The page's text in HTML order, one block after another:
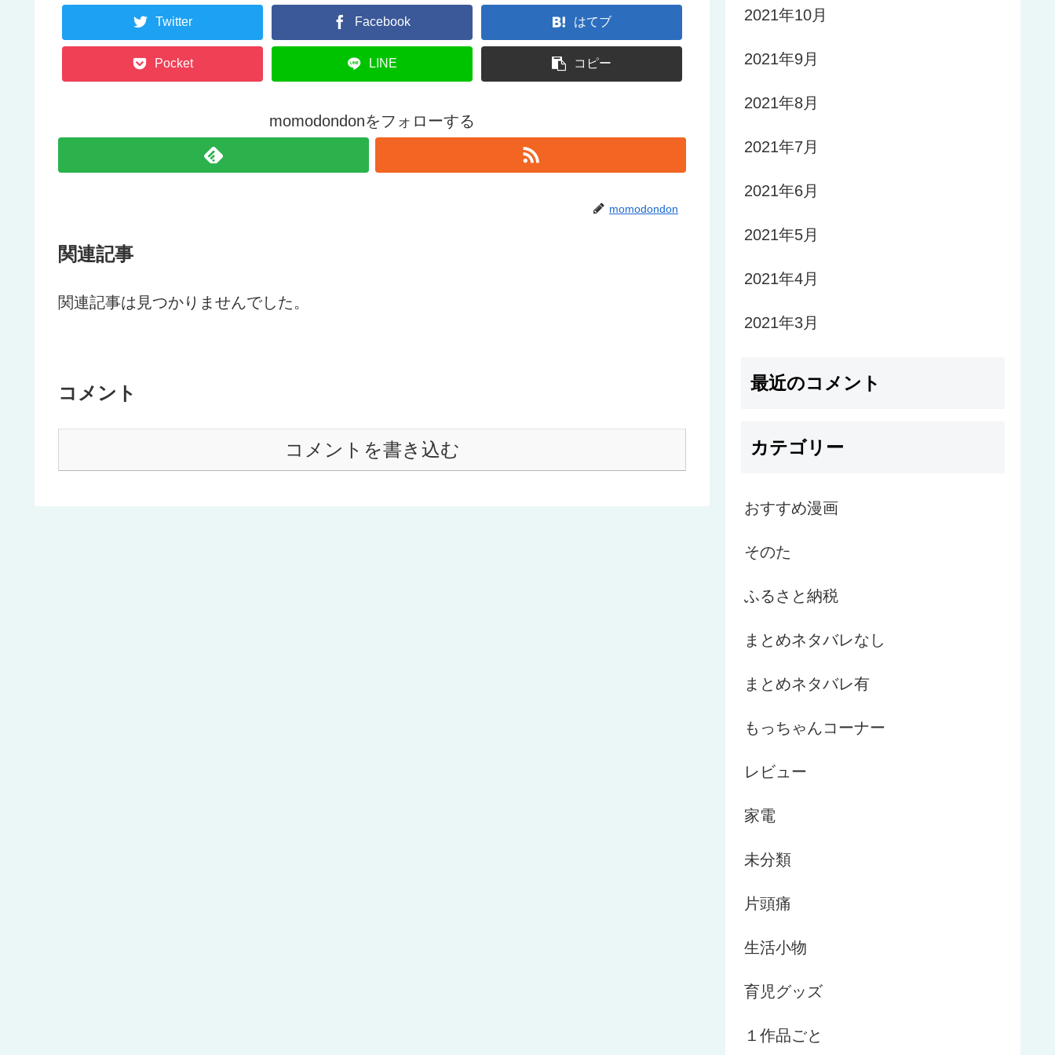
Twitter Facebook はてブ
Pocket LINE コピー
momodondonをフォローする
momodondon
関連記事
関連記事は見つかりませんでした。
コメント
コメントを書き込む
2021年10月
2021年9月
2021年8月
2021年7月
2021年6月
2021年5月
2021年4月
2021年3月
最近のコメント
カテゴリー
おすすめ漫画
そのた
ふるさと納税
まとめネタバレなし
まとめネタバレ有
もっちゃんコーナー
レビュー
家電
未分類
片頭痛
生活小物
育児グッズ
１作品ごと